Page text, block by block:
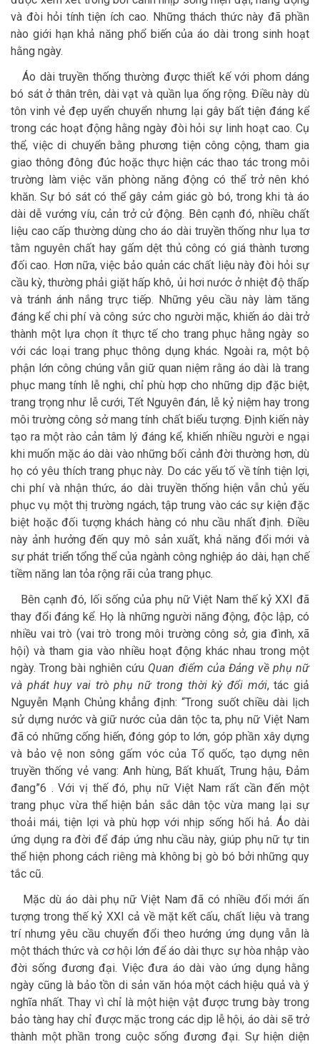
và đòi hỏi tính tiện ích cao. Những thách thức này đã phần
nào giới hạn khả năng phổ biến của áo dài trong sinh hoạt
hằng ngày.
Áo dài truyền thống thường được thiết kế với phom dáng
bó sát ở thân trên, dài vạt và quần lụa ống rộng. Điều này dù
tôn vinh vẻ đẹp uyển chuyển nhưng lại gây bất tiện đáng kể
trong các hoạt động hằng ngày đòi hỏi sự linh hoạt cao. Cụ
thể, việc di chuyển bằng phương tiện công cộng, tham gia
giao thông đông đúc hoặc thực hiện các thao tác trong môi
trường làm việc văn phòng năng động có thể trở nên khó
khăn. Sự bó sát có thể gây cảm giác gò bó, trong khi tà áo
dài dễ vướng víu, cản trở cử động. Bên cạnh đó, nhiều chất
liệu cao cấp thường dùng cho áo dài truyền thống như lụa tơ
tằm nguyên chất hay gấm dệt thủ công có giá thành tương
đối cao. Hơn nữa, việc bảo quản các chất liệu này đòi hỏi sự
cầu kỳ, thường phải giặt hấp khô, ủi hơi nước ở nhiệt độ thấp
và tránh ánh nắng trực tiếp. Những yêu cầu này làm tăng
đáng kể chi phí và công sức cho người mặc, khiến áo dài trở
thành một lựa chọn ít thực tế cho trang phục hằng ngày so
với các loại trang phục thông dụng khác. Ngoài ra, một bộ
phận lớn công chúng vẫn giữ quan niệm rằng áo dài là trang
phục mang tính lễ nghi, chỉ phù hợp cho những dịp đặc biệt,
trang trọng như lễ cưới, Tết Nguyên đán, lễ kỷ niệm hay trong
môi trường công sở mang tính chất biểu tượng. Định kiến này
tạo ra một rào cản tâm lý đáng kể, khiến nhiều người e ngại
khi muốn mặc áo dài vào những bối cảnh đời thường hơn, dù
họ có yêu thích trang phục này. Do các yếu tố về tính tiện lợi,
chi phí và nhận thức, áo dài truyền thống hiện vẫn chủ yếu
phục vụ một thị trường ngách, tập trung vào các sự kiện đặc
biệt hoặc đối tượng khách hàng có nhu cầu nhất định. Điều
này ảnh hưởng đến quy mô sản xuất, khả năng đổi mới và
sự phát triển tổng thể của ngành công nghiệp áo dài, hạn chế
tiềm năng lan tỏa rộng rãi của trang phục.
Bên cạnh đó, lối sống của phụ nữ Việt Nam thế kỷ XXI đã
thay đổi đáng kể. Họ là những người năng động, độc lập, có
nhiều vai trò (vai trò trong môi trường công sở, gia đình, xã
hội) và tham gia vào nhiều hoạt động khác nhau trong một
ngày. Trong bài nghiên cứu Quan điểm của Đảng về phụ nữ
và phát huy vai trò phụ nữ trong thời kỳ đổi mới, tác giả
Nguyễn Mạnh Chủng khẳng định: “Trong suốt chiều dài lịch
sử dựng nước và giữ nước của dân tộc ta, phụ nữ Việt Nam
đã có những cống hiến, đóng góp to lớn, góp phần xây dựng
và bảo vệ non sông gấm vóc của Tổ quốc, tạo dựng nên
truyền thống vẻ vang: Anh hùng, Bất khuất, Trung hậu, Đảm
đang”6 . Với vị thế đó, phụ nữ Việt Nam rất cần đến một
trang phục vừa thể hiện bản sắc dân tộc vừa mang lại sự
thoải mái, tiện lợi và phù hợp với nhịp sống hối hả. Áo dài
ứng dụng ra đời để đáp ứng nhu cầu này, giúp phụ nữ tự tin
thể hiện phong cách riêng mà không bị gò bó bởi những quy
tắc cũ.
Mặc dù áo dài phụ nữ Việt Nam đã có nhiều đổi mới ấn
tượng trong thế kỷ XXI cả về mặt kết cấu, chất liệu và trang
trí nhưng yêu cầu chuyển đổi theo hướng ứng dụng vẫn là
một thách thức và cơ hội lớn để áo dài thực sự hòa nhập vào
đời sống đương đại. Việc đưa áo dài vào ứng dụng hằng
ngày cũng là bảo tồn di sản văn hóa một cách hiệu quả và ý
nghĩa nhất. Thay vì chỉ là một hiện vật được trưng bày trong
bảo tàng hay chỉ được mặc trong các dịp lễ hội, áo dài sẽ trở
thành một phần trong cuộc sống đương đại. Sự hiện diện